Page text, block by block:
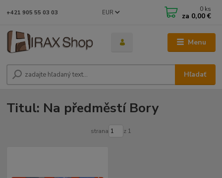
Menu
EUR
Hľadať
+421 905 55 03 03 0 ks
za 0,00 €
Titul: Na předměstí Bory
strana z 1